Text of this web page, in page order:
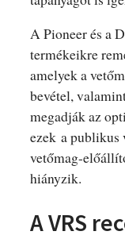
A Pioneer és a
termékeikre
amelyek a
bevétel,
megadják az
ezek a publikus
vetőmag-
hiányzik.
A VRS